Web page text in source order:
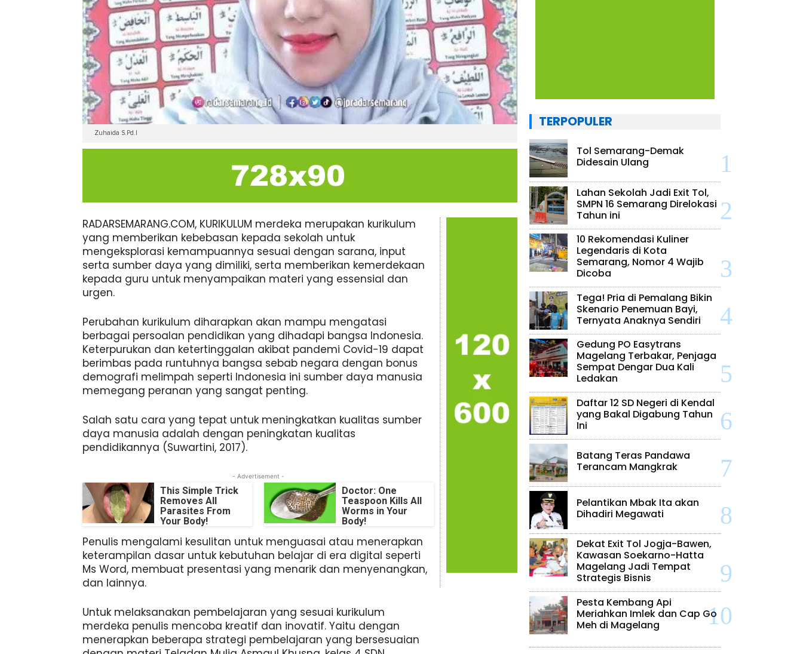
Zuhaida S.Pd.I
RADARSEMARANG.COM, KURIKULUM merdeka merupakan kurikulum
yang memberikan kebebasan kepada sekolah untuk
mengeksplorasi kemampuannya sesuai dengan sarana, input
serta sumber daya yang dimiliki, serta memberikan kemerdekaan
kepada guru untuk menyampaikan materi yang essensial dan
urgen.
Perubahan kurikulum diharapkan akan mampu mengatasi
berbagai persoalan pendidikan yang dihadapi bangsa Indonesia.
Keterpurukan dan ketertinggalan akibat pandemi Covid-19 dapat
berimbas pada runtuhnya bangsa sebab negara dengan bonus
demografi melimpah seperti Indonesia ini sumber daya manusia
memegang peranan yang sangat penting.
Salah satu cara yang tepat untuk meningkatkan kualitas sumber
daya manusia adalah dengan peningkatan kualitas
pendidikannya (Suwartini, 2017).
- Advertisement -
This Simple Trick
Removes All
Parasites From
Your Body!
Doctor: One
Teaspoon Kills All
Worms in Your
Body!
Penulis mengalami kesulitan untuk menguasai atau menerapkan
keterampilan dasar untuk kebutuhan belajar di era digital seperti
Ms Word, membuat presentasi yang menarik dan menyenangkan,
dan lainnya.
Untuk melaksanakan pembelajaran yang sesuai kurikulum
merdeka penulis mencoba kreatif dan inovatif. Yaitu dengan
menerapkan beberapa strategi pembelajaran yang bersesuaian
TERPOPULER
Tol Semarang-Demak
Didesain Ulang
Lahan Sekolah Jadi Exit Tol,
SMPN 16 Semarang Direlokasi
Tahun ini
10 Rekomendasi Kuliner
Legendaris di Kota
Semarang, Nomor 4 Wajib
Dicoba
Tega! Pria di Pemalang Bikin
Skenario Penemuan Bayi,
Ternyata Anaknya Sendiri
Gedung PO Easytrans
Magelang Terbakar, Penjaga
Sempat Dengar Dua Kali
Ledakan
Daftar 12 SD Negeri di Kendal
yang Bakal Digabung Tahun
Ini
Batang Teras Pandawa
Terancam Mangkrak
Pelantikan Mbak Ita akan
Dihadiri Megawati
Dekat Exit Tol Jogja-Bawen,
Kawasan Soekarno-Hatta
Magelang Jadi Tempat
Strategis Bisnis
Pesta Kembang Api
Meriahkan Imlek dan Cap Go
Meh di Magelang